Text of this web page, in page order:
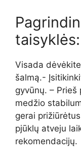
taisyklės:
Visada
šalmą.-
gyvūnų. –
medžio
gerai
pjūklų atveju
rekomendacijų.